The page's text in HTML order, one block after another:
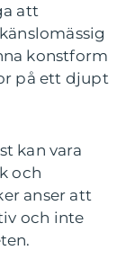
att
konstform
på ett djupt
kan vara
och
anser att
och inte